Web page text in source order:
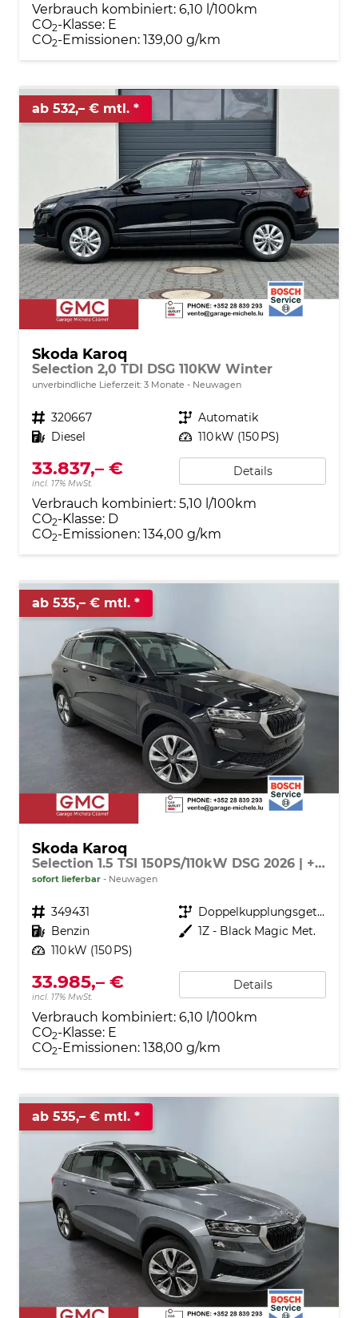
Verbrauch kombiniert: 6,10 l/100km
CO2-Klasse: E
CO2-Emissionen: 139,00 g/km
ab 532,– € mtl.
Skoda Karoq
Selection 2,0 TDI DSG 110KW Winter
unverbindliche Lieferzeit: 3 Monate Neuwagen
Fahrzeugnr. 320667 Getriebe Automatik
Kraftstoff Diesel Leistung 110 kW (150 PS)
33.837,– €
incl. 17% MwSt.
Details
Verbrauch kombiniert: 5,10 l/100km
CO2-Klasse: D
CO2-Emissionen: 134,00 g/km
ab 535,– € mtl.
Skoda Karoq
Selection 1.5 TSI 150PS/110kW DSG 2026 | +AHK +TravelAssist +RFK & Parksensoren
sofort lieferbar Neuwagen
Fahrzeugnr. 349431 Getriebe
Doppelkupplungsgetriebe (DSG)
Kraftstoff Benzin Außenfarbe 1Z - Black Magic Met.
Leistung 110 kW (150 PS)
33.985,– €
incl. 17% MwSt.
Details
Verbrauch kombiniert: 6,10 l/100km
CO2-Klasse: E
CO2-Emissionen: 138,00 g/km
ab 535,– € mtl.